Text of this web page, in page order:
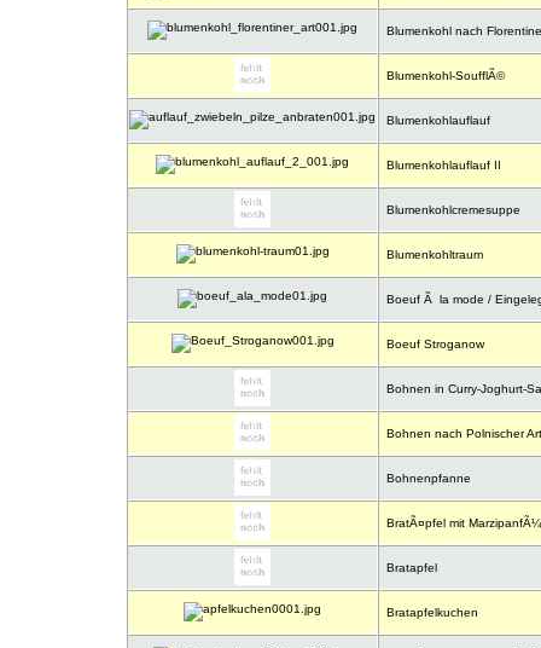
Blumenkohl nach
Blumenkohl-SoufflÃ©
Blumenkohlauflauf
Blumenkohlauflauf II
Blumenkohlcremesuppe
Blumenkohltraum
Boeuf Ã la mode /
Boeuf Stroganow
Bohnen in Curry-Joghurt-
Bohnen nach Polnischer Art
Bohnenpfanne
BratÃ¤pfel mit
Bratapfel
Bratapfelkuchen